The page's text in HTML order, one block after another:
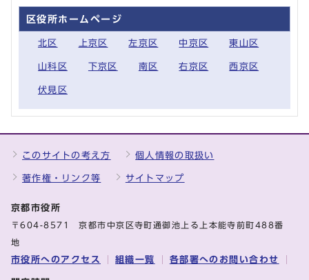
区役所ホームページ
北区 上京区 左京区 中京区 東山区
山科区 下京区 南区 右京区 西京区
伏見区
このサイトの考え方 個人情報の取扱い
著作権・リンク等 サイトマップ
京都市役所
〒604-8571 京都市中京区寺町通御池上る上本能寺前町488番
地
市役所へのアクセス 組織一覧 各部署へのお問い合わせ